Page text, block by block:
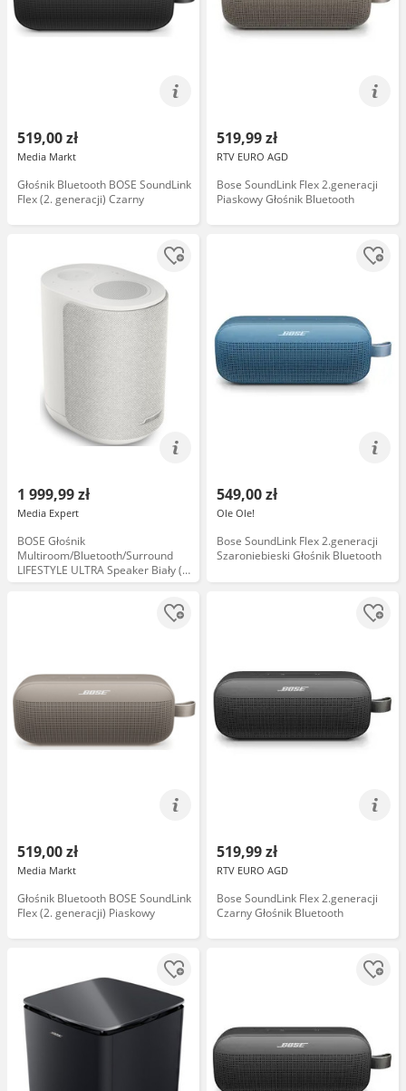
519,00 zł
Media Markt
Głośnik Bluetooth BOSE SoundLink
Flex (2. generacji) Czarny
519,99 zł
RTV EURO AGD
Bose SoundLink Flex 2.generacji
Piaskowy Głośnik Bluetooth
1 999,99 zł
Media Expert
BOSE Głośnik
Multiroom/Bluetooth/Surround
LIFESTYLE ULTRA Speaker Biały (1
szt.), Wi-Fi 6, Bluetooth 5.3, AirPlay
549,00 zł
Ole Ole!
Bose SoundLink Flex 2.generacji
Szaroniebieski Głośnik Bluetooth
519,00 zł
Media Markt
Głośnik Bluetooth BOSE SoundLink
Flex (2. generacji) Piaskowy
519,99 zł
RTV EURO AGD
Bose SoundLink Flex 2.generacji
Czarny Głośnik Bluetooth